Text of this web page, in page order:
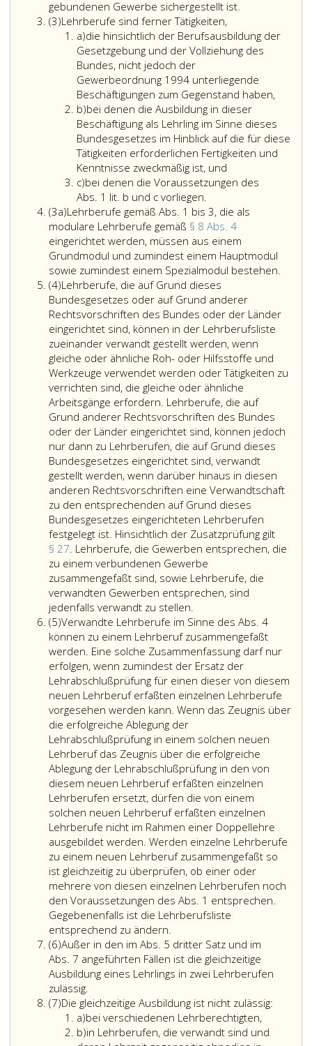
gebundenen Gewerbe sichergestellt ist.
Paragraph
94,
angeführten
Handwerke
sind
nach
Maßgabe
Lehrberufe
für
solche
Handwerke
für
welche
die
fachliche
Ausbildung
nicht
bereits
durch
einen
bestehenden
Lehrberuf
in
einem
auf
Grund
der
verwandten
oder
verwandten
Gewerbe
sichergestellt
ist.
(3)Absatz
3
Lehrberufe sind ferner Tätigkeiten,
a)Litera
a
die hinsichtlich der Berufsausbildung der
Gesetzgebung und der Vollziehung des
Bundes, nicht jedoch der
Gewerbeordnung 1994 unterliegende
Beschäftigungen zum Gegenstand haben,
b)Litera
b
bei denen die Ausbildung in dieser
Beschäftigung als Lehrling im Sinne dieses
Bundesgesetzes im Hinblick auf die für diese
Tätigkeiten erforderlichen Fertigkeiten und
Kenntnisse zweckmäßig ist, und
c)Litera
c
bei denen die Voraussetzungen des
Abs. 1 lit. b und c vorliegen.
denen
die
Voraussetzungen
des
Absatz
eins,
Litera
b
und
c
vorliegen.
(3a)Absatz
3
a
Lehrberufe gemäß Abs. 1 bis 3, die als
modulare Lehrberufe gemäß § 8 Abs. 4
eingerichtet werden, müssen aus einem
Grundmodul und zumindest einem Hauptmodul
sowie zumindest einem Spezialmodul bestehen.
eins
als
einem
(4)Absatz
4
Lehrberufe, die auf Grund dieses
Bundesgesetzes oder auf Grund anderer
Rechtsvorschriften des Bundes oder der Länder
eingerichtet sind, können in der Lehrberufsliste
zueinander verwandt gestellt werden, wenn
gleiche oder ähnliche Roh- oder Hilfsstoffe und
Werkzeuge verwendet werden oder Tätigkeiten zu
verrichten sind, die gleiche oder ähnliche
Arbeitsgänge erfordern. Lehrberufe, die auf
Grund anderer Rechtsvorschriften des Bundes
oder der Länder eingerichtet sind, können jedoch
nur dann zu Lehrberufen, die auf Grund dieses
Bundesgesetzes eingerichtet sind, verwandt
gestellt werden, wenn darüber hinaus in diesen
anderen Rechtsvorschriften eine Verwandtschaft
zu den entsprechenden auf Grund dieses
Bundesgesetzes eingerichteten Lehrberufen
festgelegt ist. Hinsichtlich der Zusatzprüfung gilt
§ 27. Lehrberufe, die Gewerben entsprechen, die
zu einem verbundenen Gewerbe
zusammengefaßt sind, sowie Lehrberufe, die
verwandten Gewerben entsprechen, sind
jedenfalls verwandt zu stellen.
die
auf
Grund
dieses
Bundesgesetzes
oder
auf
anderer
Rechtsvorschriften
des
Bundes
oder
der
Länder
eingerichtet
sind,
können
in
der
Lehrberufsliste
verwandt
gestellt
werden,
gleiche
oder
ähnliche
(5)Absatz
5
Verwandte Lehrberufe im Sinne des Abs. 4
können zu einem Lehrberuf zusammengefaßt
werden. Eine solche Zusammenfassung darf nur
erfolgen, wenn zumindest der Ersatz der
Lehrabschlußprüfung für einen dieser von diesem
neuen Lehrberuf erfaßten einzelnen Lehrberufe
vorgesehen werden kann. Wenn das Zeugnis über
die erfolgreiche Ablegung der
Lehrabschlußprüfung in einem solchen neuen
Lehrberuf das Zeugnis über die erfolgreiche
Ablegung der Lehrabschlußprüfung in den von
diesem neuen Lehrberuf erfaßten einzelnen
Lehrberufen ersetzt, dürfen die von einem
solchen neuen Lehrberuf erfaßten einzelnen
Lehrberufe nicht im Rahmen einer Doppellehre
ausgebildet werden. Werden einzelne Lehrberufe
zu einem neuen Lehrberuf zusammengefaßt so
ist gleichzeitig zu überprüfen, ob einer oder
mehrere von diesen einzelnen Lehrberufen noch
den Voraussetzungen des Abs. 1 entsprechen.
Gegebenenfalls ist die Lehrberufsliste
entsprechend zu ändern.
Lehrberufe
im
Sinne
Absatz
4,
können
(6)Absatz
6
Außer in den im Abs. 5 dritter Satz und im
Abs. 7 angeführten Fällen ist die gleichzeitige
Ausbildung eines Lehrlings in zwei Lehrberufen
zulässig.
in
den
im
(7)Absatz
7
Die gleichzeitige Ausbildung ist nicht zulässig:
a)Litera
a
bei verschiedenen Lehrberechtigten,
b)Litera
in Lehrberufen, die verwandt sind und